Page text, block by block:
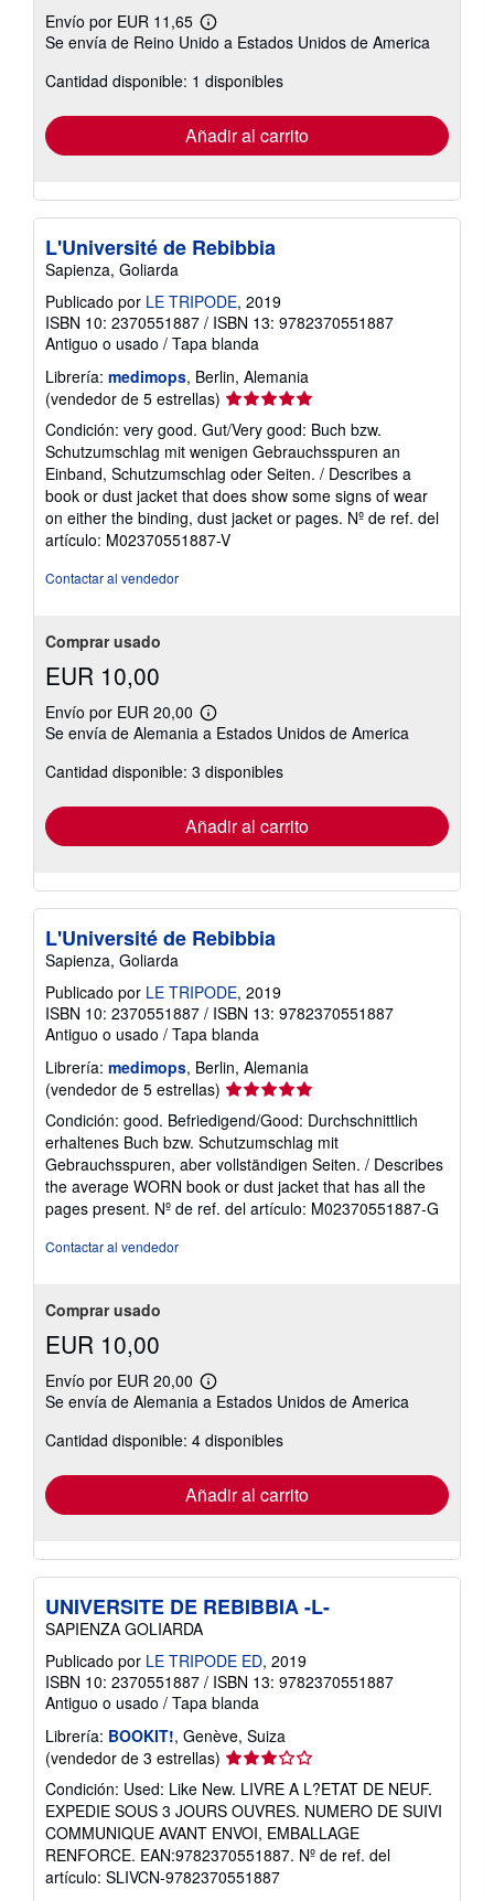
Envío por EUR 11,65
Más
información
las
tarifas
envío
Se envía de Reino Unido a Estados Unidos de America
Cantidad disponible: 1 disponibles
Añadir al carrito
L'Université de Rebibbia
Sapienza, Goliarda
Publicado por LE TRIPODE, 2019
ISBN 10: 2370551887 / ISBN 13: 9782370551887
Antiguo o usado / Tapa blanda
Librería: medimops, Berlin, Alemania
(vendedor de 5 estrellas) Calificación
del
vendedor:
5
de
5
estrellas
Condición: very good. Gut/Very good: Buch bzw.
Schutzumschlag mit wenigen Gebrauchsspuren an
Einband, Schutzumschlag oder Seiten. / Describes a
book or dust jacket that does show some signs of wear
on either the binding, dust jacket or pages. Nº de ref. del
artículo: M02370551887-V
Contactar al vendedor
Comprar usado
EUR 10,00
Envío por EUR 20,00
Más
información
las
tarifas
envío
Se envía de Alemania a Estados Unidos de America
Cantidad disponible: 3 disponibles
Añadir al carrito
L'Université de Rebibbia
Sapienza, Goliarda
Publicado por LE TRIPODE, 2019
ISBN 10: 2370551887 / ISBN 13: 9782370551887
Antiguo o usado / Tapa blanda
Librería: medimops, Berlin, Alemania
(vendedor de 5 estrellas) Calificación
vendedor:
5
de
5
estrellas
Condición: good. Befriedigend/Good: Durchschnittlich
erhaltenes Buch bzw. Schutzumschlag mit
Gebrauchsspuren, aber vollständigen Seiten. / Describes
the average WORN book or dust jacket that has all the
pages present. Nº de ref. del artículo: M02370551887-G
Contactar al vendedor
Comprar usado
EUR 10,00
Envío por EUR 20,00
Más
información
las
tarifas
envío
Se envía de Alemania a Estados Unidos de America
Cantidad disponible: 4 disponibles
Añadir al carrito
UNIVERSITE DE REBIBBIA -L-
SAPIENZA GOLIARDA
Publicado por LE TRIPODE ED, 2019
ISBN 10: 2370551887 / ISBN 13: 9782370551887
Antiguo o usado / Tapa blanda
Librería: BOOKIT!, Genève, Suiza
(vendedor de 3 estrellas) Calificación
del
vendedor:
3
de
5
estrellas
Condición: Used: Like New. LIVRE A L?ETAT DE NEUF.
EXPEDIE SOUS 3 JOURS OUVRES. NUMERO DE SUIVI
COMMUNIQUE AVANT ENVOI, EMBALLAGE
RENFORCE. EAN:9782370551887. Nº de ref. del
artículo: SLIVCN-9782370551887